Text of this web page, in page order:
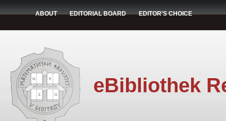
ABOUT EDITORIAL BOARD EDITOR'S CHOICE
eBibliothek